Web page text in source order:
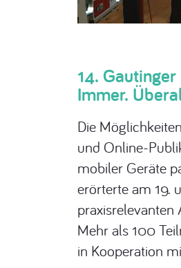
14.
Immer.
Die
und Online-
mobiler Geräte
erörterte am 19.
praxisrelevanten
Mehr als 100
in Kooperation